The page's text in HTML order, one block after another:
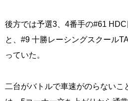
後方では予選3、4番手の#61
と、#9 十勝レーシングスクール
っていた。
二台がバトルで車速がのらないこ